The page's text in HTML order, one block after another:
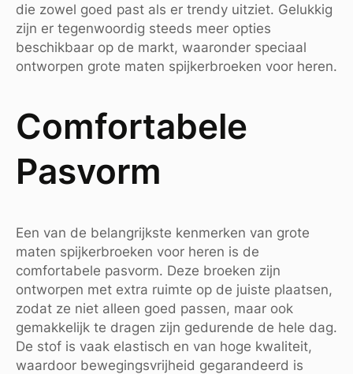
die zowel goed past als er trendy uitziet. Gelukkig
zijn er tegenwoordig steeds meer opties
beschikbaar op de markt, waaronder speciaal
ontworpen grote maten spijkerbroeken voor heren.
Comfortabele
Pasvorm
Een van de belangrijkste kenmerken van grote
maten spijkerbroeken voor heren is de
comfortabele pasvorm. Deze broeken zijn
ontworpen met extra ruimte op de juiste plaatsen,
zodat ze niet alleen goed passen, maar ook
gemakkelijk te dragen zijn gedurende de hele dag.
De stof is vaak elastisch en van hoge kwaliteit,
waardoor bewegingsvrijheid gegarandeerd is